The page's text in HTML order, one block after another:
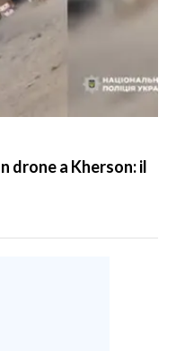
drone a Kherson: il